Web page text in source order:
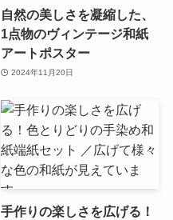
自然の美しさを凝縮した、
1点物のヴィンテージ和紙
アートポスター
2024年11月20日
手作りの楽しさを広げる！